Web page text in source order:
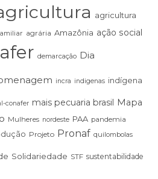
agricultura
agrária Amazônia ação social
demarcação Dia
incra indigenas indígena
conafer mais pecuaria brasil Mapa
Mulheres nordeste PAA pandemia
Projeto Pronaf quilombolas
Solidariedade STF sustentabilidade